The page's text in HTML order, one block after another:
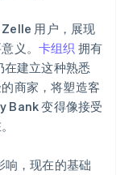
用户，展现
义。 卡组织 拥有
建立这种熟悉
商家，将塑造客
Bank 变得像接受
响，现在的基础